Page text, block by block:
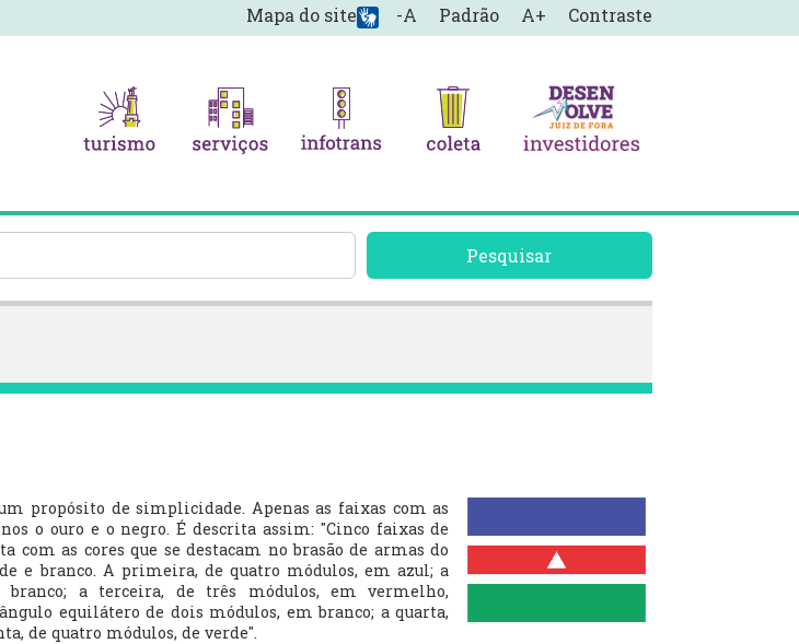
-A Padrão A+ Contraste
Mapa do site
Pesquisar
propósito de simplicidade. Apenas as faixas com as
o ouro e o negro. É descrita assim: "Cinco faixas de
com as cores que se destacam no brasão de armas do
e branco. A primeira, de quatro módulos, em azul; a
a terceira, de três módulos, em vermelho,
equilátero de dois módulos, em branco; a quarta,
de quatro módulos, de verde".